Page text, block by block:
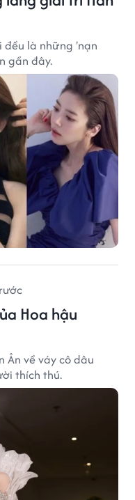
đều là những 'nạn
gần đây.
Hoa hậu
Ân về váy cô dâu
thích thú.